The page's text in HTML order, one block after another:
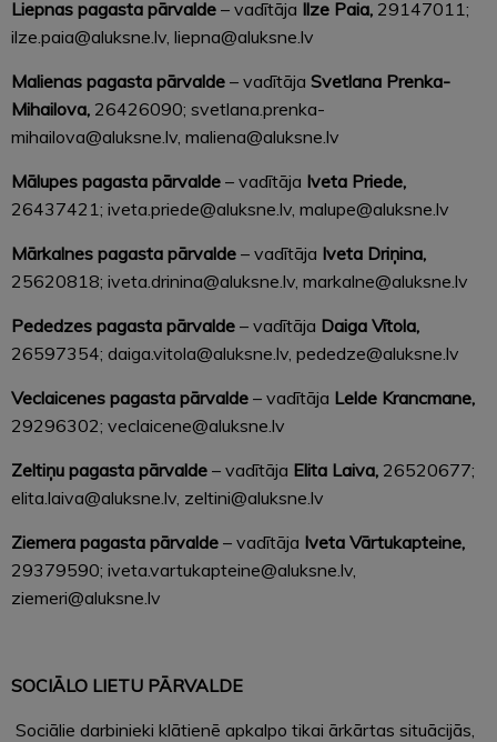
Liepnas pagasta pārvalde – vadītāja Ilze Paia, 29147011;
ilze.paia@aluksne.lv, liepna@aluksne.lv
Malienas pagasta pārvalde – vadītāja Svetlana Prenka-
Mihailova, 26426090; svetlana.prenka-
mihailova@aluksne.lv, maliena@aluksne.lv
Mālupes pagasta pārvalde – vadītāja Iveta Priede,
26437421; iveta.priede@aluksne.lv, malupe@aluksne.lv
Mārkalnes pagasta pārvalde – vadītāja Iveta Driņina,
25620818; iveta.drinina@aluksne.lv, markalne@aluksne.lv
Pededzes pagasta pārvalde – vadītāja Daiga Vītola,
26597354; daiga.vitola@aluksne.lv, pededze@aluksne.lv
Veclaicenes pagasta pārvalde – vadītāja Lelde Krancmane,
29296302; veclaicene@aluksne.lv
Zeltiņu pagasta pārvalde – vadītāja Elita Laiva, 26520677;
elita.laiva@aluksne.lv, zeltini@aluksne.lv
Ziemera pagasta pārvalde – vadītāja Iveta Vārtukapteine,
29379590; iveta.vartukapteine@aluksne.lv,
ziemeri@aluksne.lv
SOCIĀLO LIETU PĀRVALDE
Sociālie darbinieki klātienē apkalpo tikai ārkārtas situācijās,